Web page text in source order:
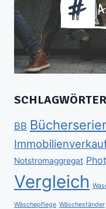
SCHLAGWÖRTER
BB
Notstromaggregat
Vergleich
Wäschepflege Wäscheständer